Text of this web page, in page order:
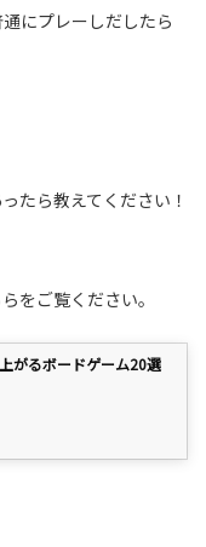
にプレーしだしたら
たら教えてください！
をご覧ください。
がるボードゲーム20選